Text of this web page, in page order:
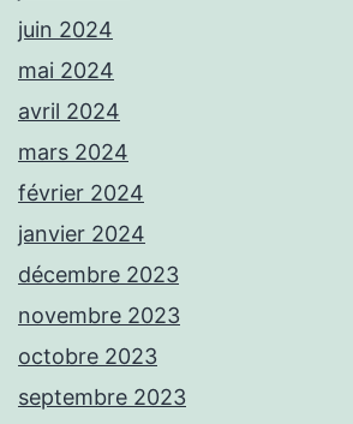
juin 2024
mai 2024
avril 2024
mars 2024
février 2024
janvier 2024
décembre 2023
novembre 2023
octobre 2023
septembre 2023